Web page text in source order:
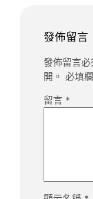
發佈留言
發佈留言
開。 必填
留言 *